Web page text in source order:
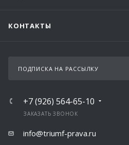
КОНТАКТЫ
ПОДПИСКА НА РАССЫЛКУ
+7 (926) 564-65-10
ЗАКАЗАТЬ ЗВОНОК
info@triumf-prava.ru